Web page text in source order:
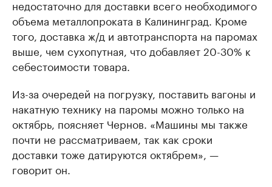
недостаточно для доставки всего необходимого
объема металлопроката в Калининград. Кроме
того, доставка ж/д и автотранспорта на паромах
выше, чем сухопутная, что добавляет 20-30% к
себестоимости товара.
Из-за очередей на погрузку, поставить вагоны и
накатную технику на паромы можно только на
октябрь, поясняет Чернов. «Машины мы также
почти не рассматриваем, так как сроки
доставки тоже датируются октябрем», —
говорит он.